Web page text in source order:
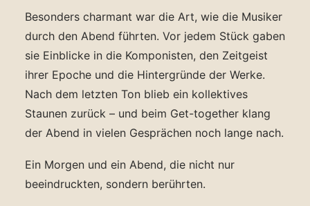
Besonders charmant war die Art, wie die Musiker
durch den Abend führten. Vor jedem Stück gaben
sie Einblicke in die Komponisten, den Zeitgeist
ihrer Epoche und die Hintergründe der Werke.
Nach dem letzten Ton blieb ein kollektives
Staunen zurück – und beim Get-together klang
der Abend in vielen Gesprächen noch lange nach.
Ein Morgen und ein Abend, die nicht nur
beeindruckten, sondern berührten.